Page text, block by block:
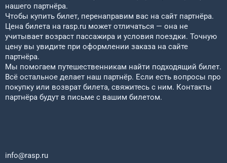
нашего партнёра.
Чтобы купить билет, перенаправим вас на сайт партнёра.
Цена билета на rasp.ru может отличаться — она не
учитывает возраст пассажира и условия поездки. Точную
цену вы увидите при оформлении заказа на сайте
партнёра.
Мы помогаем путешественникам найти подходящий билет.
Всё остальное делает наш партнёр. Если есть вопросы про
покупку или возврат билета, свяжитесь с ним. Контакты
партнёра будут в письме с вашим билетом.
info@rasp.ru